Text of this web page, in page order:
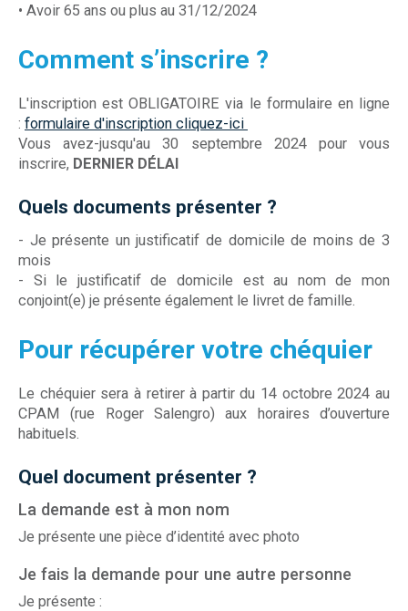
• Avoir 65 ans ou plus au 31/12/2024
Comment s’inscrire ?
L'inscription est OBLIGATOIRE via le formulaire en ligne
: formulaire d'inscription cliquez-ici
Vous avez-jusqu'au 30 septembre 2024 pour vous
inscrire, DERNIER DÉLAI
Quels documents présenter ?
- Je présente un justificatif de domicile de moins de 3
mois
- Si le justificatif de domicile est au nom de mon
conjoint(e) je présente également le livret de famille.
Pour récupérer votre chéquier
Le chéquier sera à retirer à partir du 14 octobre 2024 au
CPAM (rue Roger Salengro) aux horaires d’ouverture
habituels.
Quel document présenter ?
La demande est à mon nom
Je présente une pièce d’identité avec photo
Je fais la demande pour une autre personne
Je présente :